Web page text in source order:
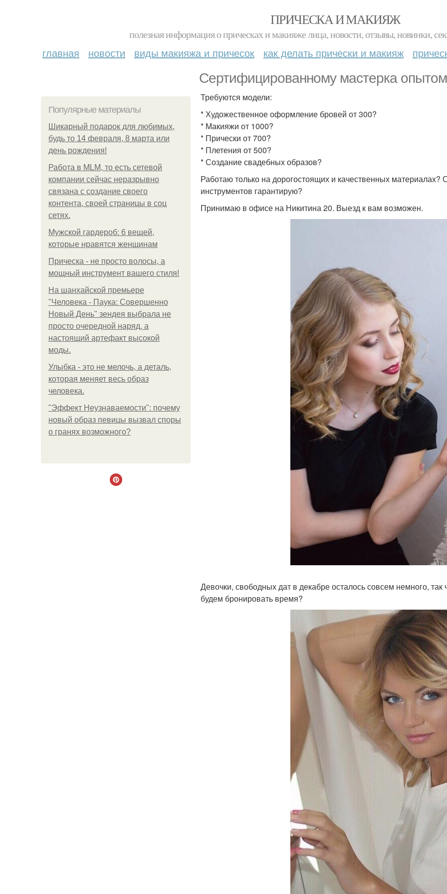
ПРИЧЕСКА И МАКИЯЖ
полезная информация о прическах и макияже лица, новости, отзывы, новинки,
главная новости виды макияжа и причесок как делать прически и макияж
Сертифицированному мастерка
Популярные материалы
Шикарный подарок для любимых,
будь то 14 февраля, 8 марта или
день рождения!
Работа в MLM, то есть сетевой
компании сейчас неразрывно
связана с создание своего
контента, своей страницы в соц
сетях.
Мужской гардероб: 6 вещей,
которые нравятся женщинам
Прическа - не просто волосы, а
мощный инструмент вашего стиля!
На шанхайской премьере
"Человека - Паука: Совершенно
Новый День" зендея выбрала не
просто очередной наряд, а
настоящий артефакт высокой
моды.
Улыбка - это не мелочь, а деталь,
которая меняет весь образ
человека.
"Эффект Неузнаваемости": почему
новый образ певицы вызвал споры
о гранях возможного?
Требуются модели:
* Художественное оформление бровей от 300?
* Макияжи от 1000?
* Прически от 700?
* Плетения от 500?
* Создание свадебных образов?
Работаю только на дорогостоящих и качественных материалах?
инструментов гарантирую?
Принимаю в офисе на Никитина 20. Выезд к вам возможен.
Девочки, свободных дат в декабре осталось совсем немного,
будем бронировать время?